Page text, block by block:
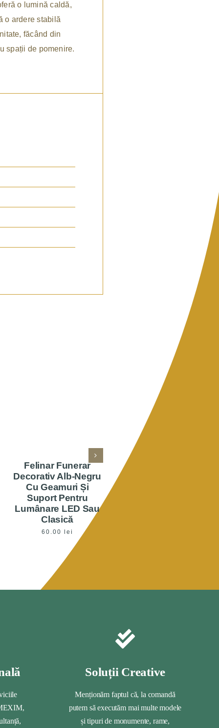
o lumină caldă,
o ardere stabilă
făcând din
spații de pomenire.
Felinar Funerar
Decorativ Alb-Negru
Cu Geamuri Și
Suport Pentru
Lumânare LED Sau
Clasică
60.00 lei
Felinar Gri Mare Din
Soluții Creative
Menționăm faptul că, la comandă
putem să executăm mai multe modele
și tipuri de monumente, rame,